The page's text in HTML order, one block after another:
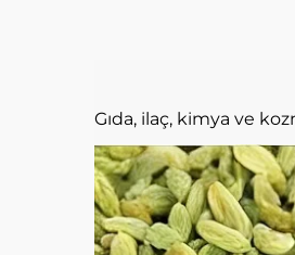
Gıda, ilaç, kimya ve